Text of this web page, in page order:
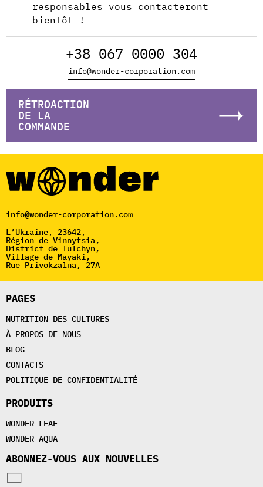
responsables vous contacteront
bientôt !
+38 067 0000 304
info@wonder-corporation.com
RÉTROACTION
DE LA
COMMANDE
info@wonder-corporation.com
L’Ukraine, 23642,
Région de Vinnytsia,
District de Tulchyn,
Village de Mayaki,
Rue Privokzalna, 27A
PAGES
NUTRITION DES CULTURES
À PROPOS DE NOUS
BLOG
CONTACTS
POLITIQUE DE CONFIDENTIALITÉ
PRODUITS
WONDER LEAF
WONDER AQUA
ABONNEZ-VOUS AUX NOUVELLES